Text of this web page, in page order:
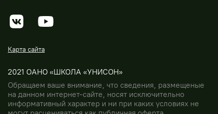
Карта сайта
2021 ОАНО «ШКОЛА «УНИСОН»
Обращаем ваше внимание, что сведения, размещеные
на данном интернет-сайте, носят исключительно
информативный характер и ни при каких условиях не